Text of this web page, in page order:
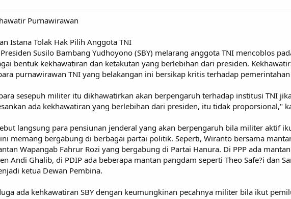
Purnawirawan
Istana Tolak Hak Pilih Anggota TNI
Presiden Susilo Bambang Yudhoyono (SBY) melarang anggota TNI mencoblos
bentuk kekhawatiran dan ketakutan yang berlebihan dari presiden.
purnawirawan TNI yang belakangan ini bersikap kritis terhadap pemerintahan
sesepuh militer itu dikhawatirkan akan berpengaruh terhadap institusi TNI
ada kekhawatiran yang berlebihan dari presiden, itu tidak proporsional,"
langsung para pensiunan jenderal yang akan berpengaruh bila militer aktif
memang bergabung di berbagai partai politik. Seperti, Wiranto bersama
Wapangab Fahrur Rozi yang bergabung di Partai Hanura. Di PPP ada
Andi Ghalib, di PDIP ada beberapa mantan pangdam seperti Theo Safe?i dan
ketua Dewan Pembina.
ada kehkawatiran SBY dengan keumungkinan pecahnya militer bila ikut